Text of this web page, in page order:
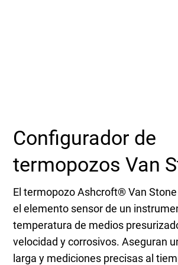
Carreras profesionales
Póngase en contacto
Solicitar cotización
Configurador de
termopozos Van
El termopozo Ashcroft® Van
el elemento sensor de un
temperatura de medios
velocidad y corrosivos. Aseguran
larga y mediciones precisas al